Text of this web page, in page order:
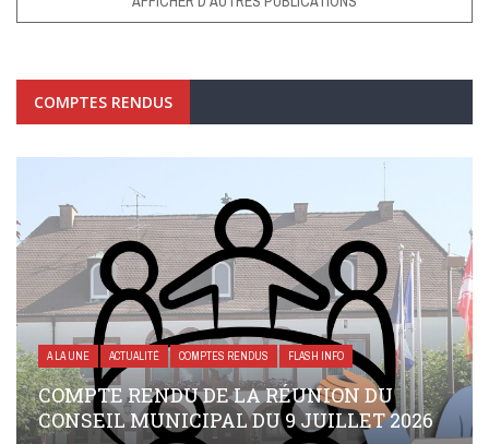
COMPTES RENDUS
A LA UNE ACTUALITÉ COMPTES RENDUS FLASH INFO
COMPTE RENDU DE LA RÉUNION DU
CONSEIL MUNICIPAL DU 9 JUILLET 2026